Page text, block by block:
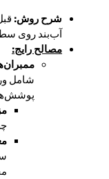
شرح روش:
آب‌بند روی
مصالح رایج:
شامل